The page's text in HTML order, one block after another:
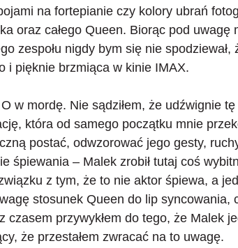
na fortepianie czy kolory ubrań
oraz całego Queen. Biorąc pod uwagę
zespołu nigdy bym się nie
i pięknie brzmiąca w kinie IMAX.
w mordę. Nie sądziłem, że udźwignie
która od samego początku mnie
postać, odwzorować jego gesty,
śpiewania – Malek zrobił tutaj coś
z tym, że to nie aktor śpiewa, a
stosunek Queen do lip syncowania,
czasem przywykłem do tego, że Malek
że przestałem zwracać na to uwagę.